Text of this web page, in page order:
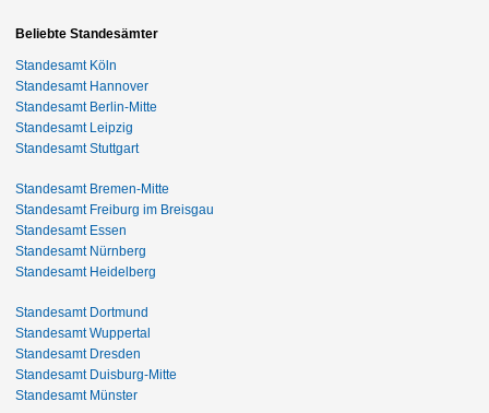
Beliebte Standesämter
Standesamt Köln
Standesamt Hannover
Standesamt Berlin-Mitte
Standesamt Leipzig
Standesamt Stuttgart
Standesamt Bremen-Mitte
Standesamt Freiburg im Breisgau
Standesamt Essen
Standesamt Nürnberg
Standesamt Heidelberg
Standesamt Dortmund
Standesamt Wuppertal
Standesamt Dresden
Standesamt Duisburg-Mitte
Standesamt Münster